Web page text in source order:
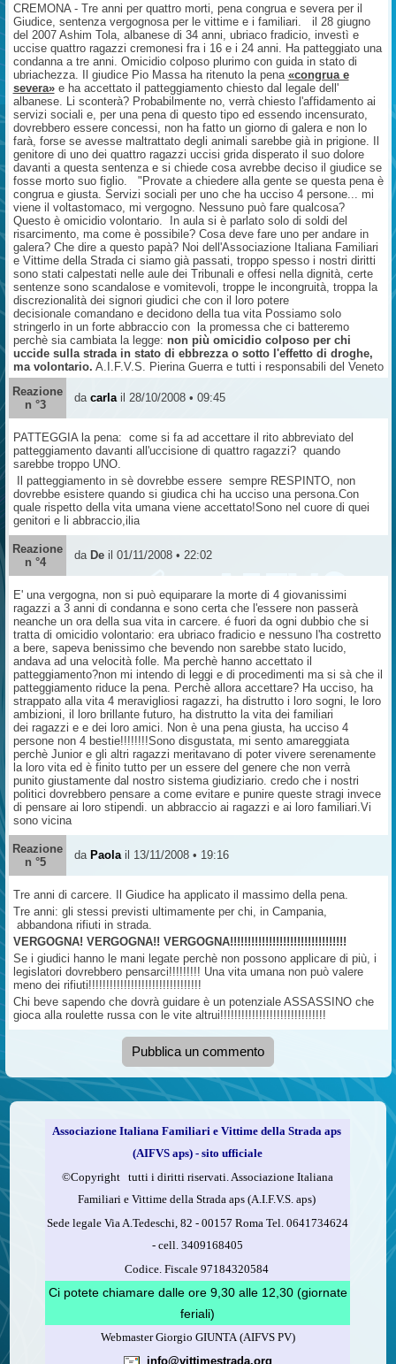
CREMONA - Tre anni per quattro morti, pena congrua e severa per il
Giudice, sentenza vergognosa per le vittime e i familiari. il 28 giugno
del 2007 Ashim Tola, albanese di 34 anni, ubriaco fradicio, investì e
uccise quattro ragazzi cremonesi fra i 16 e i 24 anni. Ha patteggiato una
condanna a tre anni. Omicidio colposo plurimo con guida in stato di
ubriachezza. Il giudice Pio Massa ha ritenuto la pena «congrua e
severa»e ha accettato il patteggiamento chiesto dal legale dell'
albanese. Li sconterà? Probabilmente no, verrà chiesto l'affidamento ai
servizi sociali e, per una pena di questo tipo ed essendo incensurato,
dovrebbero essere concessi, non ha fatto un giorno di galera e non lo
farà, forse se avesse maltrattato degli animali sarebbe già in prigione. Il
genitore di uno dei quattro ragazzi uccisi grida disperato il suo dolore
davanti a questa sentenza e si chiede cosa avrebbe deciso il giudice se
fosse morto suo figlio. "Provate a chiedere alla gente se questa pena è
congrua e giusta. Servizi sociali per uno che ha ucciso 4 persone... mi
viene il voltastomaco, mi vergogno. Nessuno può fare qualcosa?
Questo è omicidio volontario. In aula si è parlato solo di soldi del
risarcimento, ma come è possibile? Cosa deve fare uno per andare in
galera? Che dire a questo papà? Noi dell'Associazione Italiana Familiari
e Vittime della Strada ci siamo già passati, troppo spesso i nostri diritti
sono stati calpestati nelle aule dei Tribunali e offesi nella dignità, certe
sentenze sono scandalose e vomitevoli, troppe le incongruità, troppa la
discrezionalità dei signori giudici che con il loro potere
decisionale comandano e decidono della tua vita Possiamo solo
stringerlo in un forte abbraccio con la promessa che ci batteremo
perchè sia cambiata la legge: non più omicidio colposo per chi
uccide sulla strada in stato di ebbrezza o sotto l'effetto di droghe,
ma volontario. A.I.F.V.S. Pierina Guerra e tutti i responsabili del Veneto
Reazione
n °3
da carla il 28/10/2008 • 09:45
PATTEGGIA la pena: come si fa ad accettare il rito abbreviato del
patteggiamento davanti all'uccisione di quattro ragazzi? quando
sarebbe troppo UNO.
Il patteggiamento in sè dovrebbe essere sempre RESPINTO, non
dovrebbe esistere quando si giudica chi ha ucciso una persona.Con
quale rispetto della vita umana viene accettato!Sono nel cuore di quei
genitori e li abbraccio,ilia
Reazione
n °4
da Deil 01/11/2008 • 22:02
E' una vergogna, non si può equiparare la morte di 4 giovanissimi
ragazzi a 3 anni di condanna e sono certa che l'essere non passerà
neanche un ora della sua vita in carcere. é fuori da ogni dubbio che si
tratta di omicidio volontario: era ubriaco fradicio e nessuno l'ha costretto
a bere, sapeva benissimo che bevendo non sarebbe stato lucido,
andava ad una velocità folle. Ma perchè hanno accettato il
patteggiamento?non mi intendo di leggi e di procedimenti ma si sà che il
patteggiamento riduce la pena. Perchè allora accettare? Ha ucciso, ha
strappato alla vita 4 meravigliosi ragazzi, ha distrutto i loro sogni, le loro
ambizioni, il loro brillante futuro, ha distrutto la vita dei familiari
dei ragazzi e e dei loro amici. Non è una pena giusta, ha ucciso 4
persone non 4 bestie!!!!!!!!Sono disgustata, mi sento amareggiata
perchè Junior e gli altri ragazzi meritavano di poter vivere serenamente
la loro vita ed è finito tutto per un essere del genere che non verrà
punito giustamente dal nostro sistema giudiziario. credo che i nostri
politici dovrebbero pensare a come evitare e punire queste stragi invece
di pensare ai loro stipendi. un abbraccio ai ragazzi e ai loro familiari.Vi
sono vicina
Reazione
n °5
da Paola il 13/11/2008 • 19:16
Tre anni di carcere. Il Giudice ha applicato il massimo della pena.
Tre anni: gli stessi previsti ultimamente per chi, in Campania,
abbandona rifiuti in strada.
VERGOGNA! VERGOGNA!! VERGOGNA!!!!!!!!!!!!!!!!!!!!!!!!!!!!!!!!!
Se i giudici hanno le mani legate perchè non possono applicare di più, i
legislatori dovrebbero pensarci!!!!!!!!! Una vita umana non può valere
meno dei rifiuti!!!!!!!!!!!!!!!!!!!!!!!!!!!!!!!!
Chi beve sapendo che dovrà guidare è un potenziale ASSASSINO che
gioca alla roulette russa con le vite altrui!!!!!!!!!!!!!!!!!!!!!!!!!!!!!!
Pubblica un commento
Associazione Italiana Familiari e Vittime della Strada aps
(AIFVS aps) - sito ufficiale
©​Copyright tutti i diritti riservati. Associazione Italiana
Familiari e Vittime della Strada aps (A.I.F.V.S. aps)
Sede legale Via A.Tedeschi, 82 - 00157 Roma Tel. 0641734624
-cell.3409168405
Codice. Fiscale 97184320584
Ci potete chiamare dalle ore 9,30 alle 12,30 (giornate
feriali)
Webmaster Giorgio GIUNTA (AIFVS PV)
info@vittimestrada.org